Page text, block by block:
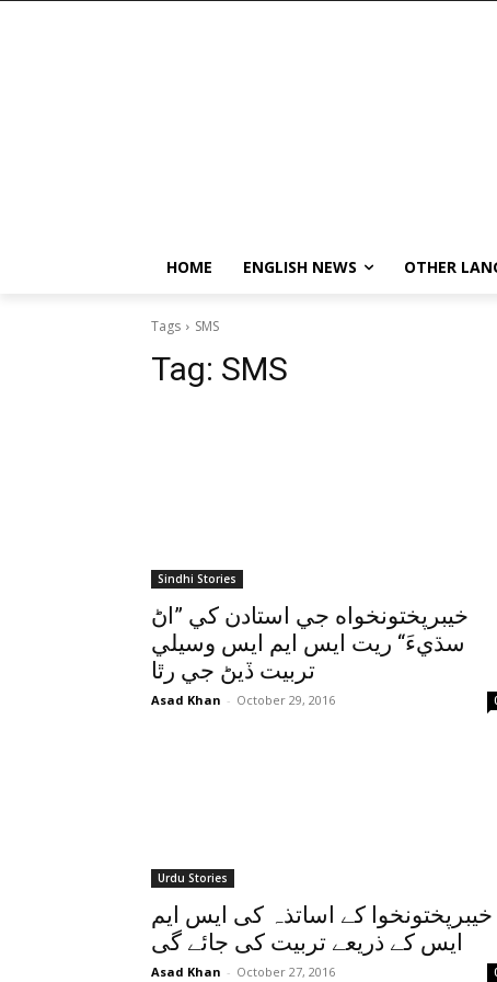
HOME ENGLISH NEWS OTHER
Tags SMS
Tag: SMS
Sindhi Stories
خيبرپختونخواه جي استادن کي ”اڻ
سڌيءَ“ ريت ايس ايم ايس وسيلي
تربيت ڏيڻ جي رٿا
Asad Khan - October 29, 2016
Urdu Stories
خیبرپختونخوا کے اساتذہ کی ایس ایم
ایس کے ذریعے تربیت کی جائے گی
Asad Khan - October 27, 2016